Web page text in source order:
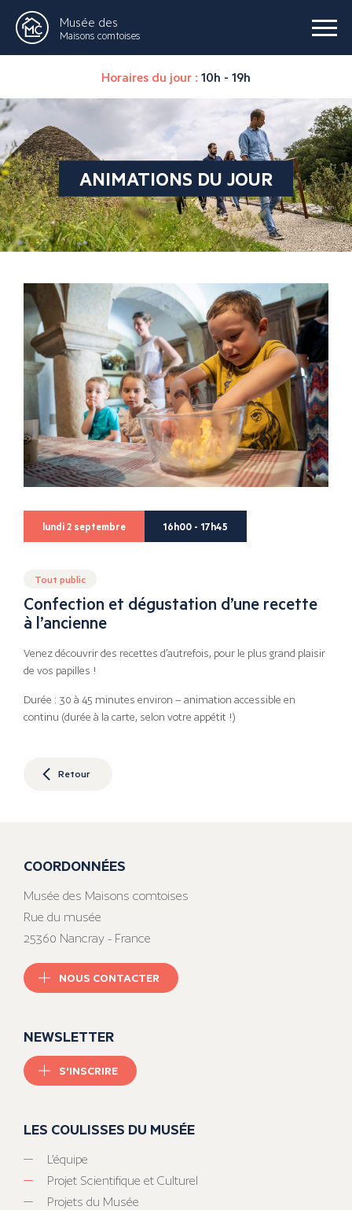
Musée des
Maisons comtoises
Horaires du jour : 10h - 19h
ANIMATIONS DU JOUR
lundi 2 septembre 16h00 - 17h45
Tout public
Confection et dégustation d’une recette
à l’ancienne
Venez découvrir des recettes d’autrefois, pour le plus grand plaisir
de vos papilles !
Durée : 30 à 45 minutes environ – animation accessible en
continu (durée à la carte, selon votre appétit !)
Retour
COORDONNÉES
Musée des Maisons comtoises
Rue du musée
25360 Nancray - France
NOUS CONTACTER
NEWSLETTER
S'INSCRIRE
LES COULISSES DU MUSÉE
L’équipe
Projet Scientifique et Culturel
Projets du Musée